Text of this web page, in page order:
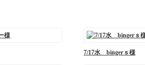
7/17水 bingerｓ様